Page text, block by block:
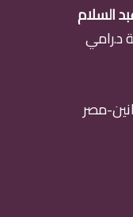
السلام
د.رامي
4 بالميزانين-مصر